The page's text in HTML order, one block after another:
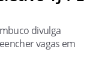
divulga
vagas em